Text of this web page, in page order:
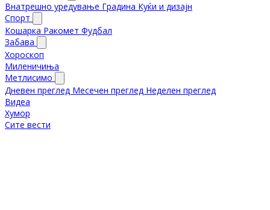
Внатрешно уредување Градина Куќи и дизајн
Спорт
Кошарка Ракомет Фудбал
Забава
Хороскоп
Миленичиња
Метлисимо
Дневен преглед Месечен преглед Неделен преглед
Видеа
Хумор
Сите вести